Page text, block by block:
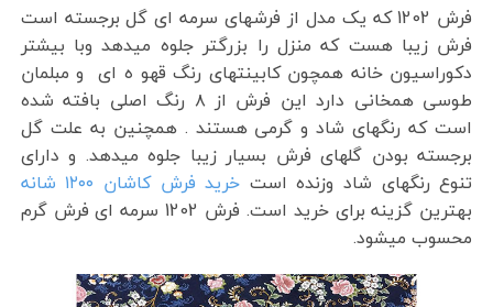
فرش 1202 که یک مدل از فرشهای سرمه ای گل برجسته است
فرش زیبا هست که منزل را بزرگتر جلوه میدهد وبا بیشتر
دکوراسیون خانه همچون کابینتهای رنگ قهو ه ای و مبلمان
طوسی همخانی دارد این فرش از ۸ رنگ اصلی بافته شده
است که رنگهای شاد و گرمی هستند . همچنین به علت گل
برجسته بودن گلهای فرش بسیار زیبا جلوه میدهد. و دارای
تنوع رنگهای شاد وزنده است خرید فرش کاشان ۱۲۰۰ شانه
بهترین گزینه برای خرید است. فرش 1202 سرمه ای فرش گرم
محسوب میشود.